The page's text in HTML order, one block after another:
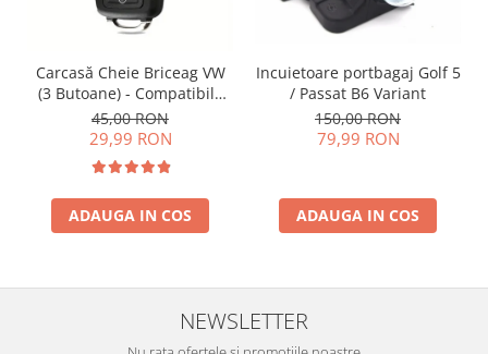
Carcasă Cheie Briceag VW
(3 Butoane) - Compatibilă
Golf 5, Jetta, Touran etc
45,00 RON
29,99 RON
ADAUGA IN COS
Incuietoare portbagaj Golf 5
/ Passat B6 Variant
150,00 RON
79,99 RON
ADAUGA IN COS
NEWSLETTER